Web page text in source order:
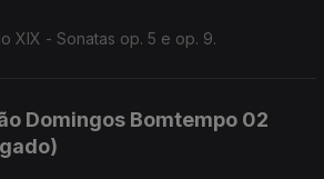
XIX - Sonatas op. 5 e op. 9.
Domingos Bomtempo 02